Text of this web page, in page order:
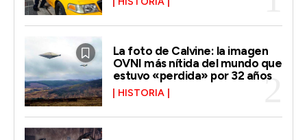
La foto de Calvine: la imagen
OVNI más nítida del mundo que
estuvo «perdida» por 32 años
HISTORIA